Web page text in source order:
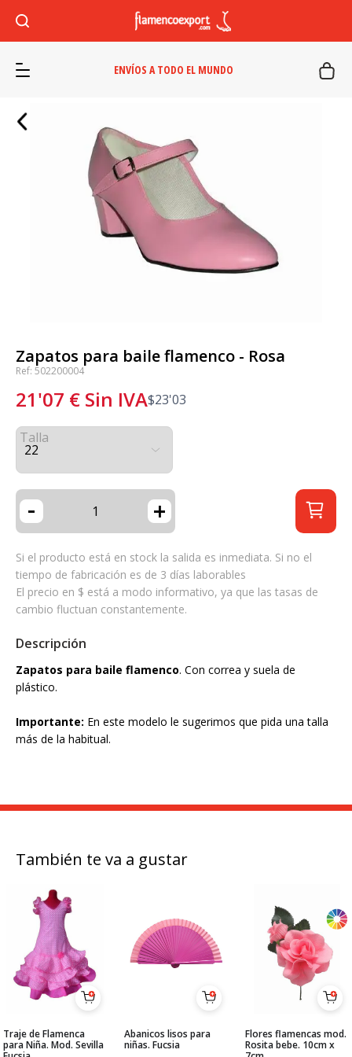
ENVÍOS A TODO EL MUNDO
Zapatos para baile flamenco - Rosa
Ref: 502200004
21'07 € Sin IVA$23'03
Talla
- +
Si el producto está en stock la salida es inmediata. Si no el
tiempo de fabricación es de 3 días laborables
El precio en $ está a modo informativo, ya que las tasas de
cambio fluctuan constantemente.
Descripción
Zapatos para baile flamenco. Con correa y suela de
plástico.
Importante: En este modelo le sugerimos que pida una talla
más de la habitual.
También te va a gustar
Traje de Flamenca
para Niña. Mod. Sevilla
Abanicos lisos para
niñas. Fucsia
Flores flamencas mod.
Rosita bebe. 10cm x